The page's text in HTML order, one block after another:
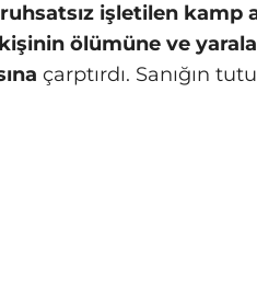
ruhsatsız işletilen kamp
ölümüne ve
çarptırdı. Sanığın